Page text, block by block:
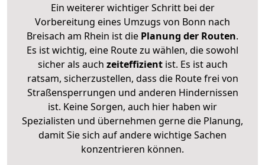
Ein weiterer wichtiger Schritt bei der
Vorbereitung eines Umzugs von Bonn nach
Breisach am Rhein ist die Planung der Routen.
Es ist wichtig, eine Route zu wählen, die sowohl
sicher als auch zeiteffizientist. Es ist auch
ratsam, sicherzustellen, dass die Route frei von
Straßensperrungen und anderen Hindernissen
ist. Keine Sorgen, auch hier haben wir
Spezialisten und übernehmen gerne die Planung,
damit Sie sich auf andere wichtige Sachen
konzentrieren können.